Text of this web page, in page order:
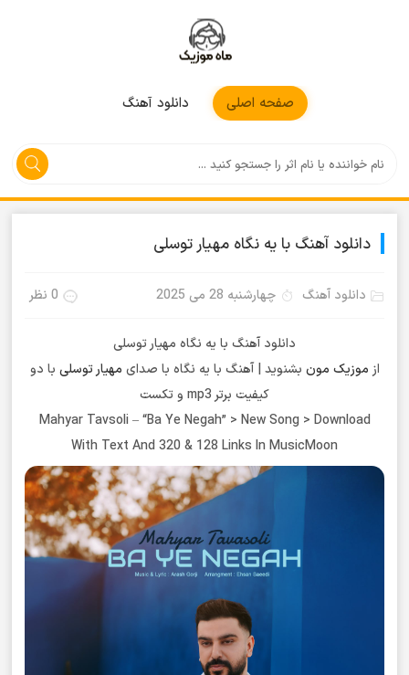
صفحه اصلی دانلود آهنگ
دانلود آهنگ با یه نگاه مهیار توسلی
دانلود آهنگ چهارشنبه 28 می 2025 0 نظر
دانلود آهنگ با یه نگاه مهیار توسلی
از موزیک مون بشنوید | آهنگ با یه نگاه با صدای مهیار توسلی با دو
کیفیت برتر mp3 و تکست
Mahyar Tavsoli – “Ba Ye Negah” > New Song > Download
With Text And 320 & 128 Links In MusicMoon